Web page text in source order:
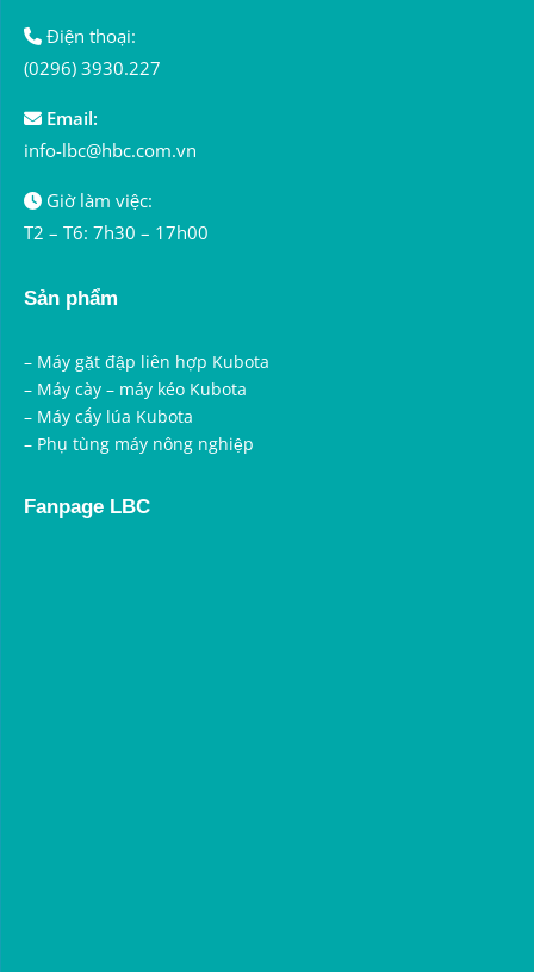
Điện thoại:
(0296) 3930.227
Email:
info-lbc@hbc.com.vn
Giờ làm việc:
T2 – T6: 7h30 – 17h00
Sản phẩm
– Máy gặt đập liên hợp Kubota
– Máy cày – máy kéo Kubota
– Máy cấy lúa Kubota
– Phụ tùng máy nông nghiệp
Fanpage LBC